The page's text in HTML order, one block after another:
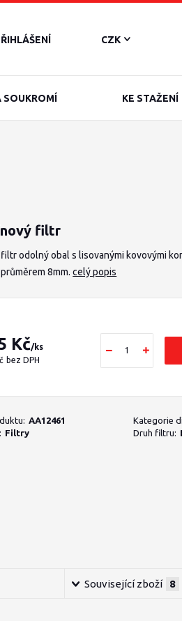
SOUKROMÍ KE STAŽENÍ
CZK
filtr
odolný obal s lisovanými kovovými
průměrem 8mm.celý popis
Kč/ks
bez DPH
AA12461 Kategorie
Filtry Druh filtru:
Související zboží 8